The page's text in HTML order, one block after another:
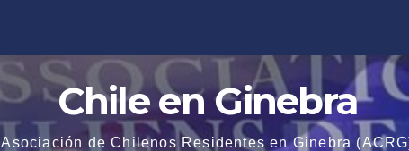
Chile en Ginebra
Asociación de Chilenos Residentes en Ginebra